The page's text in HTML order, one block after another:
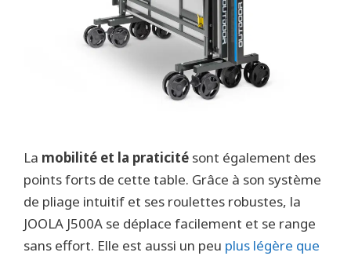
La mobilité et la praticité sont également des
points forts de cette table. Grâce à son système
de pliage intuitif et ses roulettes robustes, la
JOOLA J500A se déplace facilement et se range
sans effort. Elle est aussi un peu plus légère que